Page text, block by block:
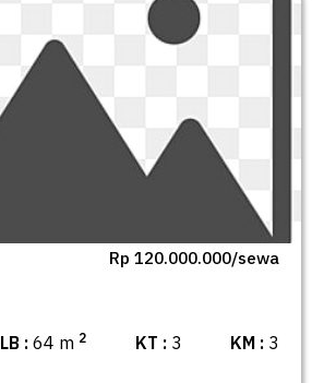
Rp 120.000.000/sewa
LB :64 m 2 KT : 3 KM : 3